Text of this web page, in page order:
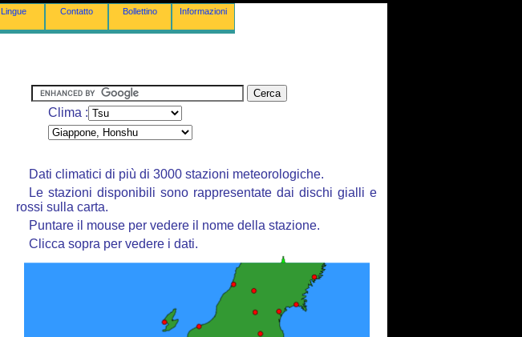
Lingue Contatto Bollettino Informazioni
Clima :
Dati climatici di più di 3000 stazioni meteorologiche.
Le stazioni disponibili sono rappresentate dai dischi gialli e
rossi sulla carta.
Puntare il mouse per vedere il nome della stazione.
Clicca sopra per vedere i dati.